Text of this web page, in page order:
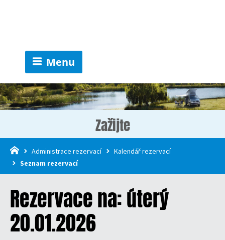
Menu
Zažijte
Administrace rezervací
Kalendář rezervací
Seznam rezervací
Rezervace na: úterý
20.01.2026